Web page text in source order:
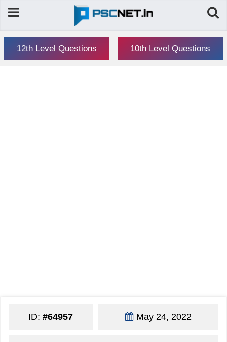
12th Level Questions 10th Level Questions
ID:#64957 May 24, 2022